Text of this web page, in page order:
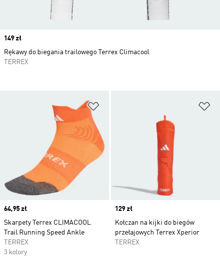
Price
64,95 zł
Skarpety Terrex CLIMACOOL
Trail Running Speed Ankle
TERREX
3 kolory
Price
129 zł
Kołczan na kijki do biegów
przełajowych Terrex Xperior
TERREX
Price
149 zł
Rękawy do biegania trailowego Terrex Climacool
TERREX